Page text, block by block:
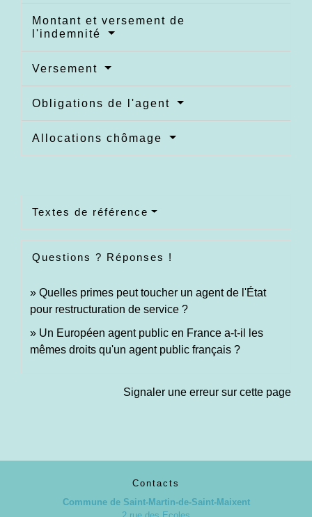
Montant et versement de
l'indemnité
Versement
Obligations de l'agent
Allocations chômage
Textes de référence
Questions ? Réponses !
Quelles primes peut toucher un agent de l'État
pour restructuration de service ?
Un Européen agent public en France a-t-il les
mêmes droits qu'un agent public français ?
Signaler une erreur sur cette page
Contacts
Commune de Saint-Martin-de-Saint-Maixent